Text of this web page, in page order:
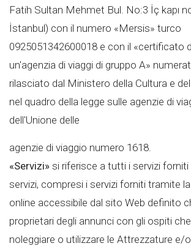
Fatih Sultan Mehmet Bul. No:3 İç kapı
İstanbul) con il numero «Mersis» turco
0925051342600018 e con il «certificato
un'agenzia di viaggi di gruppo A»
rilasciato dal Ministero della Cultura e
nel quadro della legge sulle agenzie di
dell'Unione delle
agenzie di viaggio numero 1618.
«Servizi» si riferisce a tutti i servizi
servizi, compresi i servizi forniti tramite
online accessibile dal sito Web definito
proprietari degli annunci con gli ospiti
noleggiare o utilizzare le Attrezzature e/